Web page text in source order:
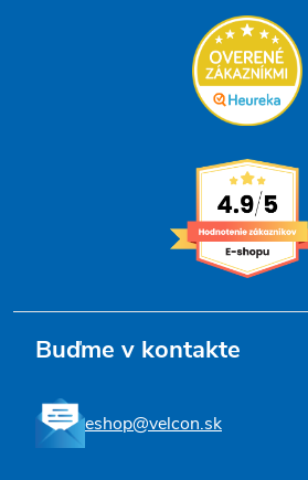
Buďme v kontakte
eshop@velcon.sk